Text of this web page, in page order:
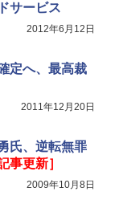
サービス
2012年6月12日
定へ、最高裁
2011年12月20日
氏、逆転無罪
事更新］
2009年10月8日